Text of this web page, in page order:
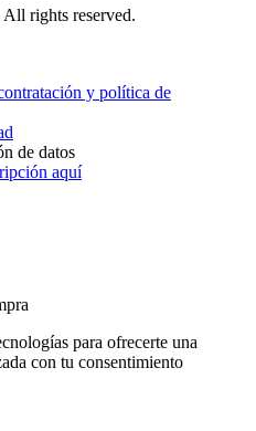
All rights reserved.
y política de
de datos
aquí
para ofrecerte una
con tu consentimiento